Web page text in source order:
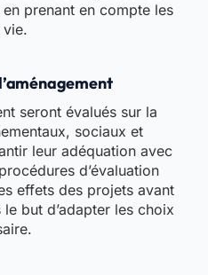
prenant en compte les
seront évalués sur la
sociaux et
leur adéquation avec
d’évaluation
effets des projets avant
but d’adapter les choix